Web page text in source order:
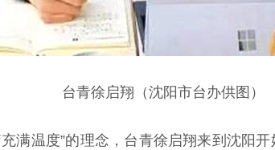
台青徐启翔（沈阳市台办供图）
温度”的理念，台青徐启翔来到沈阳开